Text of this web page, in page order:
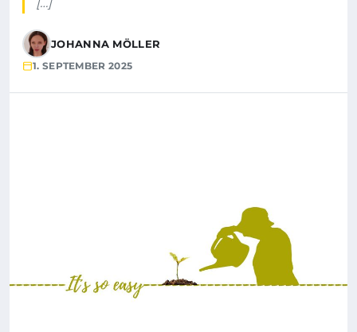
JOHANNA MÖLLER
1. SEPTEMBER 2025